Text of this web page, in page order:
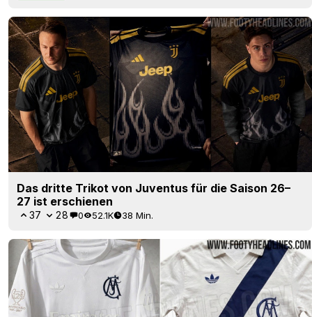
Das dritte Trikot von Juventus für die Saison 26–
27 ist erschienen
37 28 0 52.1K 38 Min.